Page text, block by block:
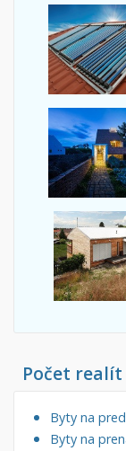
Počet
Byty na
Byty na